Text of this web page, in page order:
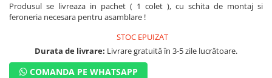
Produsul se livreaza in pachet ( 1 colet ), cu schita de montaj si
feroneria necesara pentru asamblare !
STOC EPUIZAT
Durata de livrare: Livrare gratuită în 3-5 zile lucrătoare.
COMANDA PE WHATSAPP